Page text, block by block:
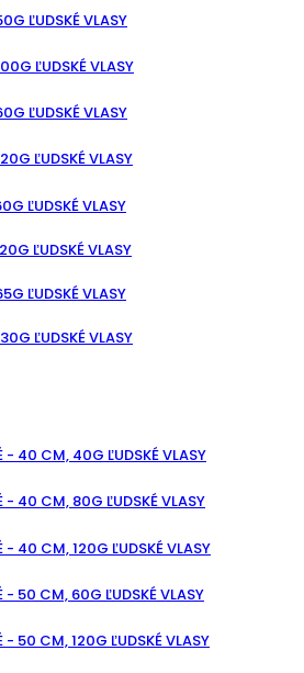
ĽUDSKÉ VLASY
ĽUDSKÉ VLASY
ĽUDSKÉ VLASY
ĽUDSKÉ VLASY
ĽUDSKÉ VLASY
ĽUDSKÉ VLASY
ĽUDSKÉ VLASY
ĽUDSKÉ VLASY
- 40 CM, 40G ĽUDSKÉ VLASY
- 40 CM, 80G ĽUDSKÉ VLASY
- 40 CM, 120G ĽUDSKÉ VLASY
- 50 CM, 60G ĽUDSKÉ VLASY
- 50 CM, 120G ĽUDSKÉ VLASY